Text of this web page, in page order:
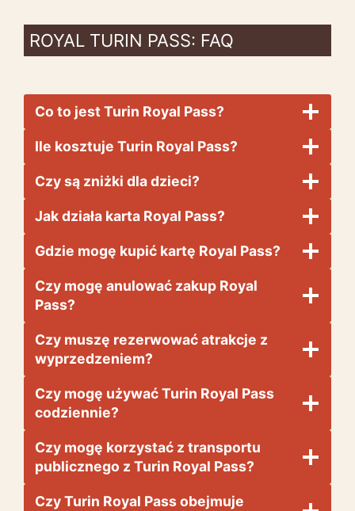
ROYAL TURIN PASS: FAQ
Co to jest Turin Royal Pass?
Ile kosztuje Turin Royal Pass?
Czy są zniżki dla dzieci?
Jak działa karta Royal Pass?
Gdzie mogę kupić kartę Royal Pass?
Czy mogę anulować zakup Royal
Pass?
Czy muszę rezerwować atrakcje z
wyprzedzeniem?
Czy mogę używać Turin Royal Pass
codziennie?
Czy mogę korzystać z transportu
publicznego z Turin Royal Pass?
Czy Turin Royal Pass obejmuje